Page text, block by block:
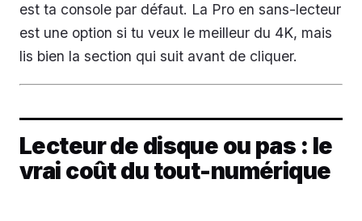
est ta console par défaut. La Pro en sans-lecteur
est une option si tu veux le meilleur du 4K, mais
lis bien la section qui suit avant de cliquer.
Lecteur de disque ou pas : le
vrai coût du tout-numérique